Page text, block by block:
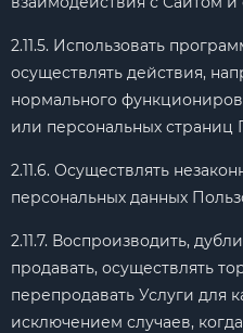
2.11.5. Использовать
осуществлять действия,
нормального
или персональных страниц
2.11.6. Осуществлять
персональных данных
2.11.7. Воспроизводить,
продавать, осуществлять
перепродавать Услуги для
исключением случаев,